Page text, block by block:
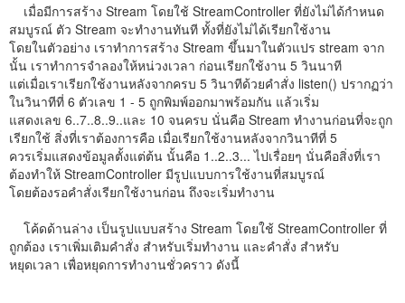
เมื่อมีการสร้าง Stream โดยใช้ StreamController ที่ยังไม่ได้กำหนด
สมบูรณ์ ตัว Stream จะทำงานทันที ทั้งที่ยังไม่ได้เรียกใช้งาน
โดยในตัวอย่าง เราทำการสร้าง Stream ขึ้นมาในตัวแปร stream จาก
นั้น เราทำการจำลองให้หน่วงเวลา ก่อนเรียกใช้งาน 5 วินนาที
แต่เมื่อเราเรียกใช้งานหลังจากครบ 5 วินาทีด้วยคำสั่ง listen() ปรากฏว่า
ในวินาทีที่ 6 ตัวเลข 1 - 5 ถูกพิมพ์ออกมาพร้อมกัน แล้วเริ่ม
แสดงเลข 6..7..8..9..และ 10 จนครบ นั่นคือ Stream ทำงานก่อนที่จะถูก
เรียกใช้ สิ่งที่เราต้องการคือ เมื่อเรียกใช้งานหลังจากวินาทีที่ 5
ควรเริ่มแสดงข้อมูลตั้งแต่ต้น นั้นคือ 1..2..3... ไปเรื่อยๆ นั่นคือสิ่งที่เรา
ต้องทำให้ StreamController มีรูปแบบการใช้งานที่สมบูรณ์
โดยต้องรอคำสั่งเรียกใช้งานก่อน ถึงจะเริ่มทำงาน
โค้ดด้านล่าง เป็นรูปแบบสร้าง Stream โดยใช้ StreamController ที่
ถูกต้อง เราเพิ่มเติมคำสั่ง สำหรับเริ่มทำงาน และคำสั่ง สำหรับ
หยุดเวลา เพื่อหยุดการทำงานชั่วคราว ดังนี้